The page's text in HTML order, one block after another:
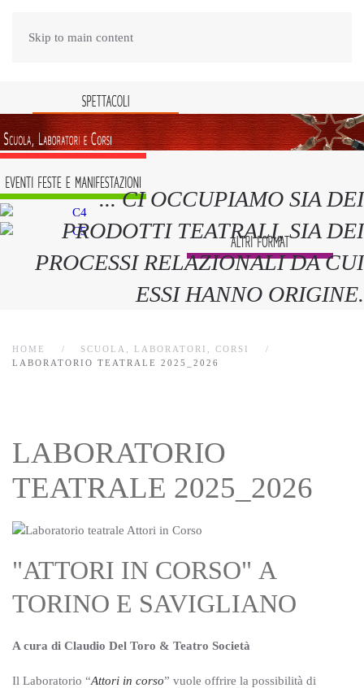
Skip to main content
... CI OCCUPIAMO SIA DEI
PRODOTTI TEATRALI, SIA DEI
PROCESSI RELAZIONALI DA CUI
ESSI HANNO ORIGINE.
HOME
SCUOLA, LABORATORI, CORSI
LABORATORIO TEATRALE 2025_2026
LABORATORIO
TEATRALE 2025_2026
"ATTORI IN CORSO" A
TORINO E SAVIGLIANO
A cura di Claudio Del Toro & Teatro Società
Il Laboratorio “Attori in corso” vuole offrire la possibilità di